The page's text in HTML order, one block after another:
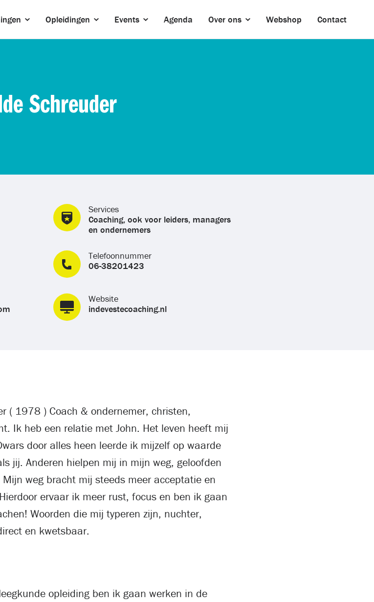
Opleidingen Events Agenda Over ons Webshop Contact
Schreuder
Services
Coaching, ook voor leiders, managers
en ondernemers
Telefoonnummer
06-38201423
Website
indevestecoaching.nl
( 1978 ) Coach & ondernemer, christen,
Ik heb een relatie met John. Het leven heeft mij
door alles heen leerde ik mijzelf op waarde
jij. Anderen hielpen mij in mijn weg, geloofden
weg bracht mij steeds meer acceptatie en
ervaar ik meer rust, focus en ben ik gaan
Woorden die mij typeren zijn, nuchter,
en kwetsbaar.
opleiding ben ik gaan werken in de